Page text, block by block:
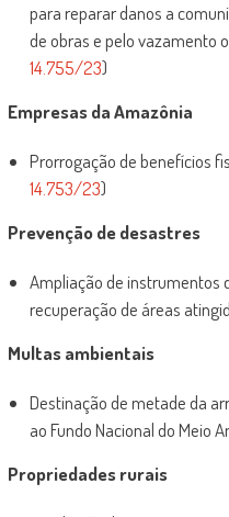
para reparar danos a
de obras e pelo vazamento
14.755/23)
Empresas da Amazônia
Prorrogação de benefícios
14.753/23)
Prevenção de desastres
Ampliação de instrumentos
recuperação de áreas
Multas ambientais
Destinação de metade da
ao Fundo Nacional do Meio
Propriedades rurais